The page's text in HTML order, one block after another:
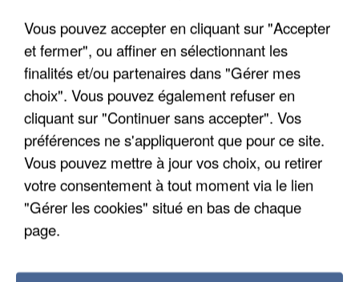
UN SECOND CADRE DE LA DZ MAFIA
INTERPELLÉ EN ALGÉRIE
Vous pouvez accepter en cliquant sur "Accepter
et fermer", ou affiner en sélectionnant les
finalités et/ou partenaires dans "Gérer mes
choix". Vous pouvez également refuser en
cliquant sur "Continuer sans accepter". Vos
préférences ne s'appliqueront que pour ce site.
Vous pouvez mettre à jour vos choix, ou retirer
votre consentement à tout moment via le lien
"Gérer les cookies" situé en bas de chaque
page.